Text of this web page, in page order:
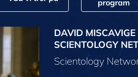
program
DAVID
SCIENTOLOGY
Scientology